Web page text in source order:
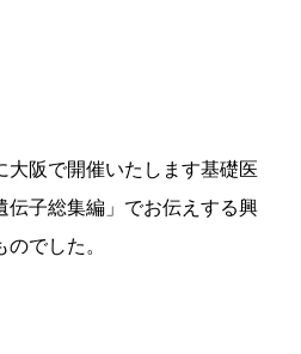
大阪で開催いたします基礎医
伝子総集編」でお伝えする興
でした。